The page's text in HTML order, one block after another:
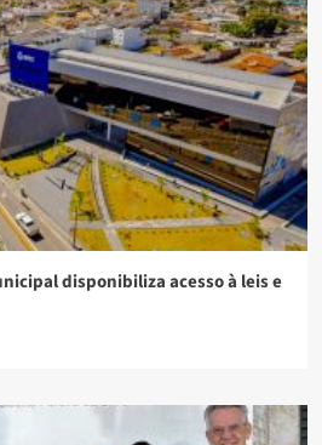
disponibiliza acesso à leis e